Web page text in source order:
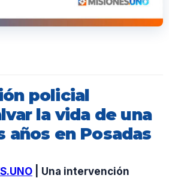
policial
la vida de una
años en Posadas
| Una intervención